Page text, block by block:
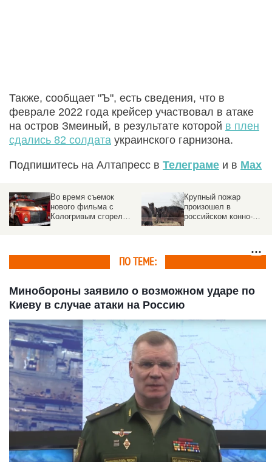
Также, сообщает "Ъ", есть сведения, что в
феврале 2022 года крейсер участвовал в атаке
на остров Змеиный, в результате которой в плен
сдались 82 солдата украинского гарнизона.
Подпишитесь на Алтапресс в Телеграме и в Max
Крупный пожар
произошел в
российском конно-
Ночной пожар в
Алтайском крае
уничтожил кур и уголь
ПО ТЕМЕ:
Минобороны заявило о возможном ударе по
Киеву в случае атаки на Россию